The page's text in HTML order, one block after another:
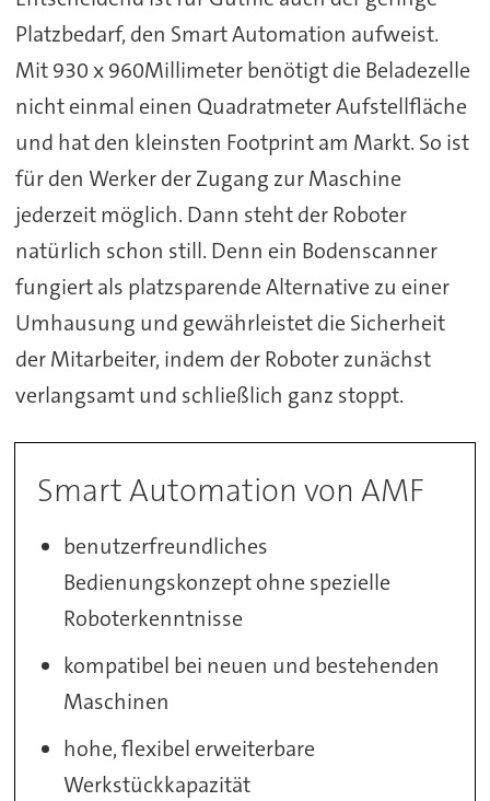
Platzbedarf, den Smart Automation aufweist.
Mit 930 x 960Millimeter benötigt die Beladezelle
nicht einmal einen Quadratmeter Aufstellfläche
und hat den kleinsten Footprint am Markt. So ist
für den Werker der Zugang zur Maschine
jederzeit möglich. Dann steht der Roboter
natürlich schon still. Denn ein Bodenscanner
fungiert als platzsparende Alternative zu einer
Umhausung und gewährleistet die Sicherheit
der Mitarbeiter, indem der Roboter zunächst
verlangsamt und schließlich ganz stoppt.
Smart Automation von AMF
benutzerfreundliches
Bedienungskonzept ohne spezielle
Roboterkenntnisse
kompatibel bei neuen und bestehenden
Maschinen
hohe, flexibel erweiterbare
Werkstückkapazität